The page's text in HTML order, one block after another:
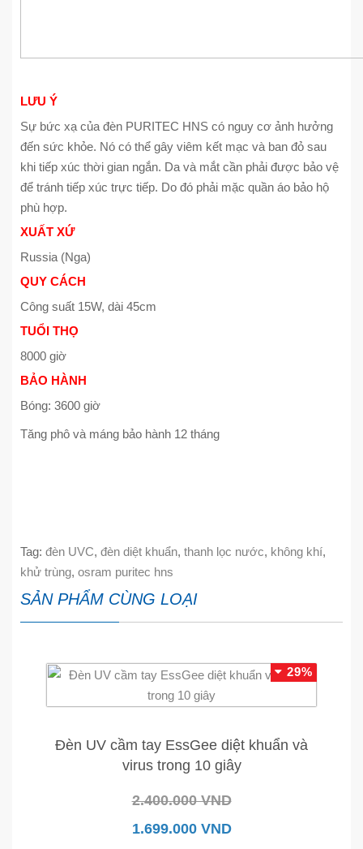
LƯU Ý
Sự bức xạ của đèn PURITEC HNS có nguy cơ ảnh hưởng
đến sức khỏe. Nó có thể gây viêm kết mạc và ban đỏ sau
khi tiếp xúc thời gian ngắn. Da và mắt cần phải được bảo vệ
để tránh tiếp xúc trực tiếp. Do đó phải mặc quần áo bảo hộ
phù hợp.
XUẤT XỨ
Russia (Nga)
QUY CÁCH
Công suất 15W, dài 45cm
TUỔI THỌ
8000 giờ
BẢO HÀNH
Bóng: 3600 giờ
Tăng phô và máng bảo hành 12 tháng
Tag: đèn UVC, đèn diệt khuẩn, thanh lọc nước, không khí,
khử trùng, osram puritec hns
SẢN PHẨM CÙNG LOẠI
29%
Đèn UV cầm tay EssGee diệt khuẩn và
virus trong 10 giây
2.400.000 VND
1.699.000 VND